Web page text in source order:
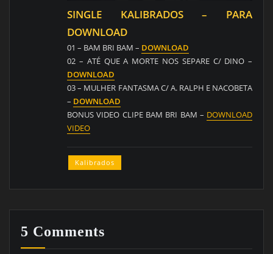
SINGLE KALIBRADOS – PARA
DOWNLOAD
01 – BAM BRI BAM – DOWNLOAD
02 – ATÉ QUE A MORTE NOS SEPARE C/ DINO –
DOWNLOAD
03 – MULHER FANTASMA C/ A. RALPH E NACOBETA
– DOWNLOAD
BONUS VIDEO CLIPE BAM BRI BAM – DOWNLOAD
VIDEO
Kalibrados
5 Comments